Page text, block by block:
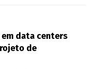
em data centers
de